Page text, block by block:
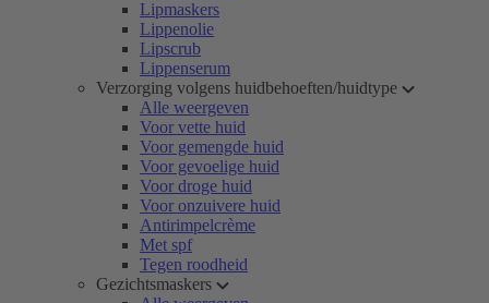
Lipmaskers
Lippenolie
Lipscrub
Lippenserum
Verzorging volgens huidbehoeften/huidtype
Alle weergeven
Voor vette huid
Voor gemengde huid
Voor gevoelige huid
Voor droge huid
Voor onzuivere huid
Antirimpelcrème
Met spf
Tegen roodheid
Gezichtsmaskers